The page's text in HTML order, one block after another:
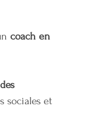
coach en
sociales et